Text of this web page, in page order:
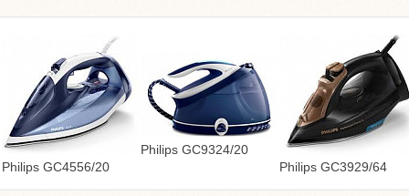
Philips GC4556/20
Philips GC9324/20
Philips GC3929/64